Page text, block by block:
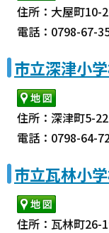
住所：大屋町10-
電話：0798-67-
市立深津小
住所：深津町5-22
電話：0798-64-
市立瓦林小
住所：瓦林町26-